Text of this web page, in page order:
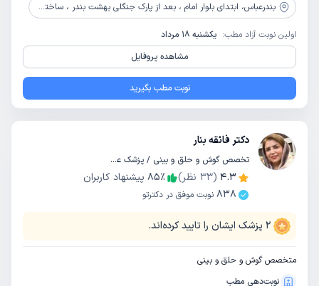
بندرعباس، ابتدای بلوار امام ، بعد از پارک جنگلی بهشت بندر ، ساختمان پزشکان برج بهشت ، طبقه 6
اولین نوبت آزاد مطب: یکشنبه 18 مرداد
مشاهده پروفایل
نوبت مطب بگیرید
دکتر فائقه بنار
تخصص گوش و حلق و بینی / پزشک عمومی
4.3
(
33 نظر) 85٪
پیشنهاد کاربران
838 نوبت موفق در دکترتو
2 پزشک ایشان را تایید کرده‌اند.
متخصص گوش و حلق و بینی
نوبت‌دهی مطب